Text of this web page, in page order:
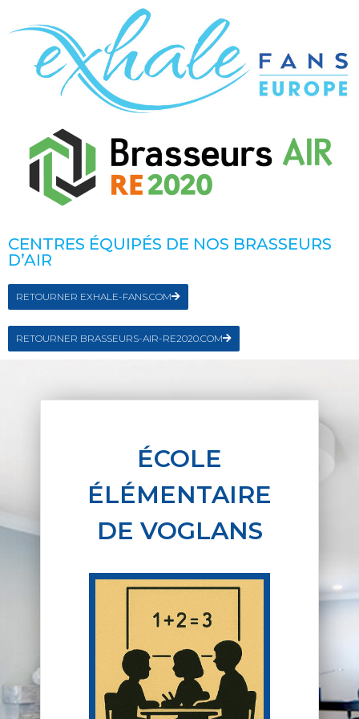
CENTRES ÉQUIPÉS DE NOS BRASSEURS
D’AIR
RETOURNER EXHALE-FANS.COM
RETOURNER BRASSEURS-AIR-RE2020.COM
ÉCOLE
ÉLÉMENTAIRE
DE VOGLANS